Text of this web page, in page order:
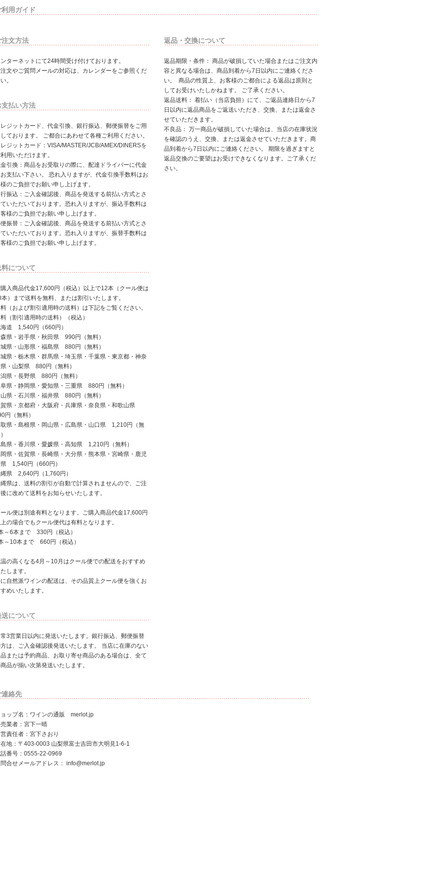
利用ガイド
注文方法
ターネットにて24時間受け付けております。
文やご質問メールの対応は、カレンダーをご参照くだ
。
支払い方法
ジットカード、代金引換、銀行振込、郵便振替をご用
ております。 ご都合にあわせて各種ご利用ください。
ジットカード：VISA/MASTER/JCB/AMEX/DINERSを
用いただけます。
引換：商品をお受取りの際に、配達ドライバーに代金
支払い下さい。 恐れ入りますが、代金引換手数料はお
のご負担でお願い申し上げます。
振込：ご入金確認後、商品を発送する前払い方式とさ
いただいております。恐れ入りますが、振込手数料は
様のご負担でお願い申し上げます。
振替：ご入金確認後、商品を発送する前払い方式とさ
いただいております。恐れ入りますが、振替手数料は
様のご負担でお願い申し上げます。
料について
入商品代金17,600円（税込）以上で12本（クール便は
）まで送料を無料、または割引いたします。
（および割引適用時の送料）は下記をご覧ください。
（割引適用時の送料）（税込）
道 1,540円（660円）
県・岩手県・秋田県 990円（無料）
県・山形県・福島県 880円（無料）
県・栃木県・群馬県・埼玉県・千葉県・東京都・神奈
・山梨県 880円（無料）
県・長野県 880円（無料）
県・静岡県・愛知県・三重県 880円（無料）
県・石川県・福井県 880円（無料）
県・京都府・大阪府・兵庫県・奈良県・和歌山県
円（無料）
県・島根県・岡山県・広島県・山口県 1,210円（無
県・香川県・愛媛県・高知県 1,210円（無料）
県・佐賀県・長崎県・大分県・熊本県・宮崎県・鹿児
1,540円（660円）
県 2,640円（1,760円）
県は、送料の割引が自動で計算されませんので、ご注
に改めて送料をお知らせいたします。
ル便は別途有料となります。ご購入商品代金17,600円
の場合でもクール便代は有料となります。
～6本まで 330円（税込）
～10本まで 660円（税込）
の高くなる4月～10月はクール便での配送をおすすめ
します。
自然派ワインの配送は、その品質上クール便を強くお
めいたします。
送について
3営業日以内に発送いたします。銀行振込、郵便振替
は、ご入金確認後発送いたします。 当店に在庫のない
または予約商品、お取り寄せ商品のある場合は、全て
品が揃い次第発送いたします。
返品・交換について
返品期限・条件： 商品が破損していた場合またはご注文内
容と異なる場合は、商品到着から7日以内にご連絡くださ
い。 商品の性質上、お客様のご都合による返品は原則と
してお受けいたしかねます。 ご了承ください。
返品送料： 着払い（当店負担）にて、ご返品連絡日から7
日以内に返品商品をご返送いただき、交換、または返金さ
せていただきます。
不良品： 万一商品が破損していた場合は、当店の在庫状況
を確認のうえ、交換、または返金させていただきます。商
品到着から7日以内にご連絡ください。 期限を過ぎますと
返品交換のご要望はお受けできなくなります。ご了承くだ
さい。
連絡先
ップ名：ワインの通販 merlot.jp
業者：宮下一晴
責任者：宮下さおり
地：〒403-0003 山梨県富士吉田市大明見1-6-1
番号：0555-22-0969
合せメールアドレス： info@merlot.jp